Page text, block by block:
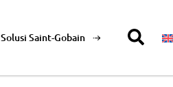
Solusi Saint-Gobain